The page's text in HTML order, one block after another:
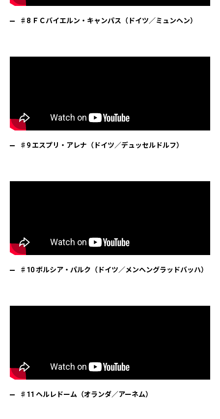
♯8 ＦＣバイエルン・キャンパス（ドイツ／ミュンヘン）
♯9 エスプリ・アレナ（ドイツ／デュッセルドルフ）
♯10 ボルシア・パルク（ドイツ／メンヘングラッドバッハ）
♯11 ヘルレドーム（オランダ／アーネム）